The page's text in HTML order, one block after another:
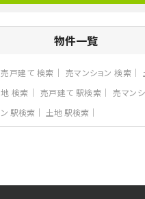
4ＬＤＫ
長後駅
機や浴…
第8位
3,680万円
4ＬＤＫ
物件一覧
売戸建て 検索 売マンション 検索
地 検索
売戸建て 駅検索
売マンシ
ン 駅検索
土地 駅検索